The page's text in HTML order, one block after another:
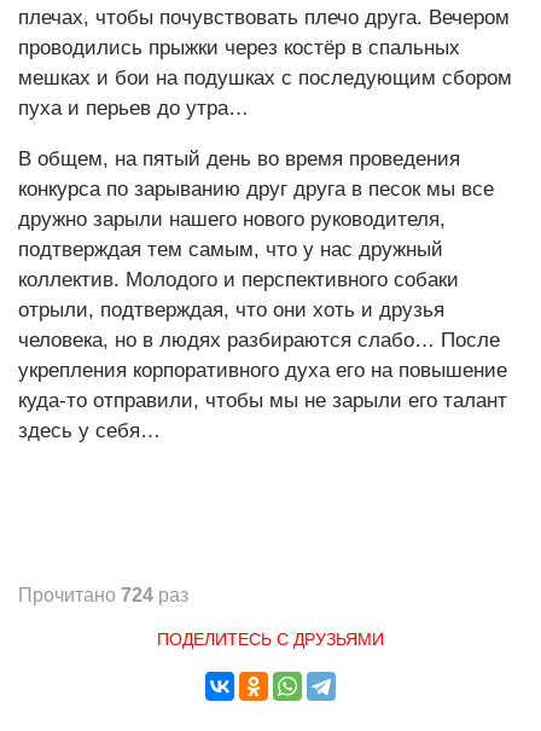
плечах, чтобы почувствовать плечо друга. Вечером
проводились прыжки через костёр в спальных
мешках и бои на подушках с последующим сбором
пуха и перьев до утра…
В общем, на пятый день во время проведения
конкурса по зарыванию друг друга в песок мы все
дружно зарыли нашего нового руководителя,
подтверждая тем самым, что у нас дружный
коллектив. Молодого и перспективного собаки
отрыли, подтверждая, что они хоть и друзья
человека, но в людях разбираются слабо… После
укрепления корпоративного духа его на повышение
куда-то отправили, чтобы мы не зарыли его талант
здесь у себя…
Прочитано 724 раз
ПОДЕЛИТЕСЬ С ДРУЗЬЯМИ